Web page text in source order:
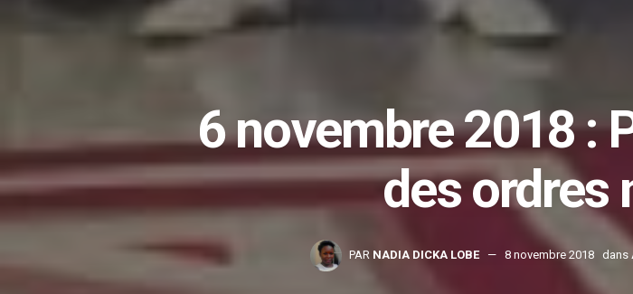
6 novembre 2018 :
des ordres
PAR NADIA DICKA LOBE 8 novembre 2018 dans